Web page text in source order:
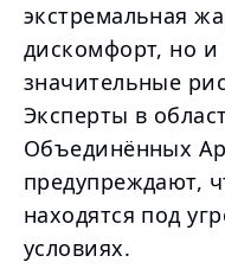
экстремальная
дискомфорт, но и
значительные
Эксперты в
Объединённых
предупреждают,
находятся под
условиях.